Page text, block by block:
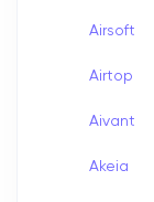
Airsoft
Airtop
Aivant
Akeia